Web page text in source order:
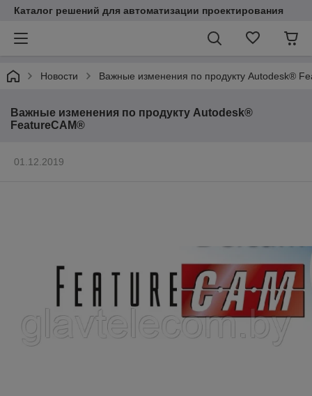
Каталог решений для автоматизации проектирования
Новости Важные изменения по продукту Autodesk®
Важные изменения по продукту Autodesk®
FeatureCAM®
01.12.2019